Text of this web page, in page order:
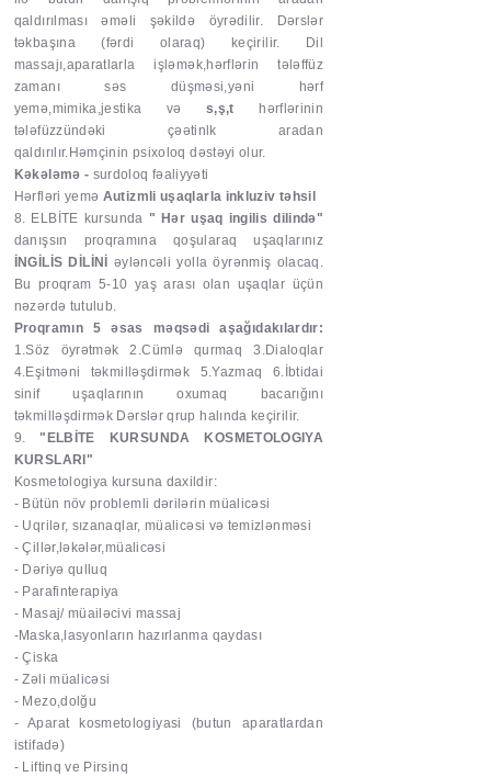
qaldırılması əməli şəkildə öyrədilir. Dərslər
təkbaşına (fərdi olaraq) keçirilir. Dil
massajı,aparatlarla işləmək,hərflərin tələffüz
zamanı səs düşməsi,yəni hərf
yemə,mimika,jestika vəs,ş,t hərflərinin
tələfüzzündəki çəətinlk aradan
qaldırılır.Həmçinin psixoloq dəstəyi olur.
Kəkələmə - surdoloq fəaliyyəti
Hərfləri yemə Autizmli uşaqlarla inkluziv təhsil
8. ELBİTE kursunda " Hər uşaq ingilis dilində"
danışsın proqramına qoşularaq uşaqlarınız
İNGİLİS DİLİNİ
əyləncəli yolla öyrənmiş olacaq.
Bu proqram 5-10 yaş arası olan uşaqlar üçün
nəzərdə tutulub.
Proqramın 5 əsas məqsədi aşağıdakılardır:
1.Söz öyrətmək 2.Cümlə qurmaq 3.Dialoqlar
4.Eşitməni təkmilləşdirmək 5.Yazmaq 6.İbtidai
sinif uşaqlarının oxumaq bacarığını
təkmilləşdirmək Dərslər qrup halında keçirilir.
9."ELBİTE KURSUNDA KOSMETOLOGIYA
KURSLARI"
Kosmetologiya kursuna daxildir:
- Bütün növ problemli dərilərin müalicəsi
- Uqrilər, sızanaqlar, müalicəsi və temizlənməsi
- Çillər,ləkələr,müalicəsi
- Dəriyə qulluq
- Parafinterapiya
- Masaj/ müailəcivi massaj
-Maska,lasyonların hazırlanma qaydası
- Çiska
- Zəli müalicəsi
- Mezo,dolğu
- Aparat kosmetologiyasi (butun aparatlardan
istifadə)
- Liftinq ve Pirsinq